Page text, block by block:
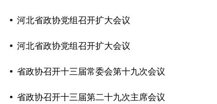
河北省政协党组召开扩大会议
河北省政协党组召开扩大会议
省政协召开十三届常委会第十九次会议
省政协召开十三届第二十九次主席会议